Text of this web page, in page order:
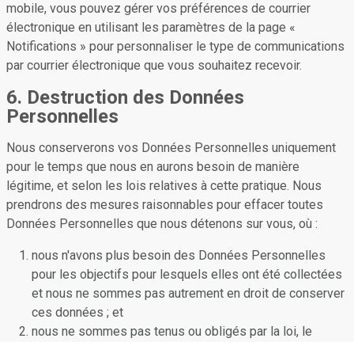
mobile, vous pouvez gérer vos préférences de courrier
électronique en utilisant les paramètres de la page «
Notifications » pour personnaliser le type de communications
par courrier électronique que vous souhaitez recevoir.
6. Destruction des Données
Personnelles
Nous conserverons vos Données Personnelles uniquement
pour le temps que nous en aurons besoin de manière
légitime, et selon les lois relatives à cette pratique. Nous
prendrons des mesures raisonnables pour effacer toutes
Données Personnelles que nous détenons sur vous, où :
nous n'avons plus besoin des Données Personnelles
pour les objectifs pour lesquels elles ont été collectées
et nous ne sommes pas autrement en droit de conserver
ces données ; et
nous ne sommes pas tenus ou obligés par la loi, le